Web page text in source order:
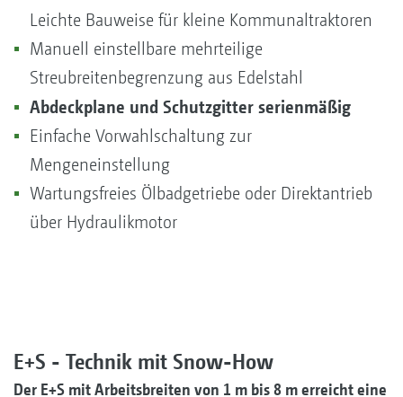
Leichte Bauweise für kleine Kommunaltraktoren
Manuell einstellbare mehrteilige
Streubreitenbegrenzung aus Edelstahl
Abdeckplane und Schutzgitter serienmäßig
Einfache Vorwahlschaltung zur
Mengeneinstellung
Wartungsfreies Ölbadgetriebe oder Direktantrieb
über Hydraulikmotor
E+S - Technik mit Snow-How
Der E+S mit Arbeitsbreiten von 1 m bis 8 m erreicht eine